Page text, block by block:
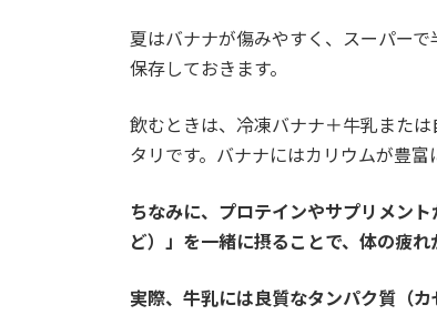
夏はバナナが傷みやすく、スーパー
保存しておきます。
飲むときは、冷凍バナナ＋牛乳また
タリです。バナナにはカリウムが豊
ちなみに、プロテインやサプリメン
ど）」を一緒に摂ることで、体の疲れ
実際、牛乳には良質なタンパク質（